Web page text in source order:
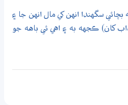
سگهندا انهن کي مال انهن جا ۽
کان) ڪجهه به ۽ اهي ئي باهه جو